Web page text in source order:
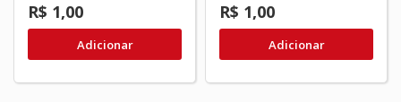
R$ 1,00
Adicionar
R$ 1,00
Adicionar